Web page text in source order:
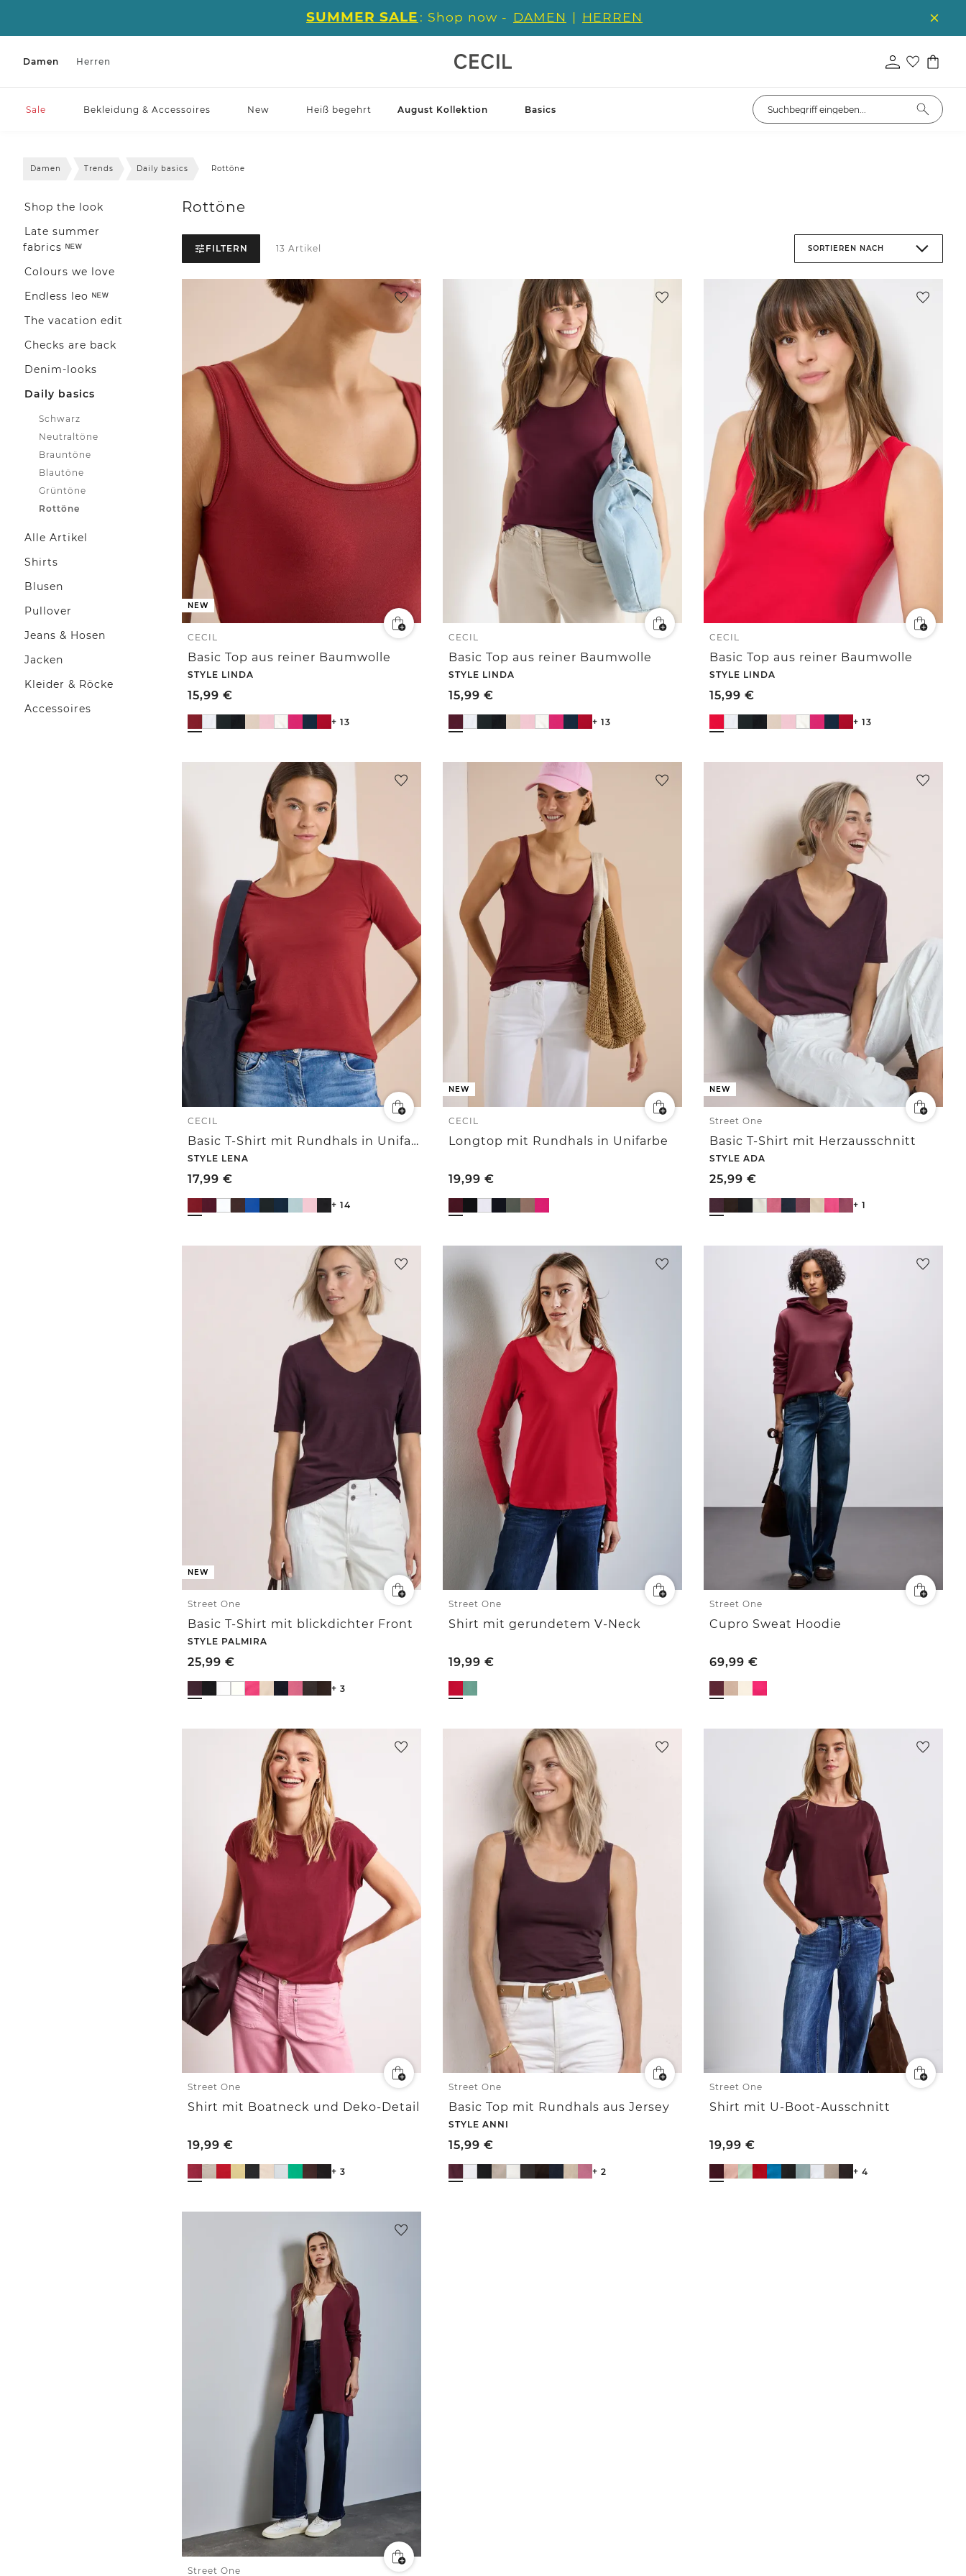
SUMMER SALE : Shop now - DAMEN | HERREN
Damen Herren
Sale Bekleidung & Accessoires New Heiß begehrt August Kollektion Basics
Damen Trends Daily basics Rottöne
Shop the look
Late summer
fabrics ᴺᴱᵂ
Colours we love
Endless leo ᴺᴱᵂ
The vacation edit
Checks are back
Denim-looks
Daily basics
Schwarz
Neutraltöne
Brauntöne
Blautöne
Grüntöne
Rottöne
Alle Artikel
Shirts
Blusen
Pullover
Jeans & Hosen
Jacken
Kleider & Röcke
Accessoires
Rottöne
FILTERN 13 Artikel SORTIEREN NACH
NEW
CECIL
Basic Top aus reiner Baumwolle
STYLE LINDA
15,99€
+ 13
CECIL
Basic Top aus reiner Baumwolle
STYLE LINDA
15,99€
+ 13
CECIL
Basic Top aus reiner Baumwolle
STYLE LINDA
15,99€
+ 13
CECIL
Basic T-Shirt mit Rundhals in Unifarbe
STYLE LENA
17,99€
+ 14
NEW
CECIL
Longtop mit Rundhals in Unifarbe
19,99€
NEW
Street One
Basic T-Shirt mit Herzausschnitt
STYLE ADA
25,99€
+ 1
NEW
Street One
Basic T-Shirt mit blickdichter Front
STYLE PALMIRA
25,99€
+ 3
Street One
Shirt mit gerundetem V-Neck
19,99€
Street One
Cupro Sweat Hoodie
69,99€
Street One
Shirt mit Boatneck und Deko-Detail
19,99€
+ 3
Street One
Basic Top mit Rundhals aus Jersey
STYLE ANNI
15,99€
+ 2
Street One
Shirt mit U-Boot-Ausschnitt
19,99€
+ 4
Street One